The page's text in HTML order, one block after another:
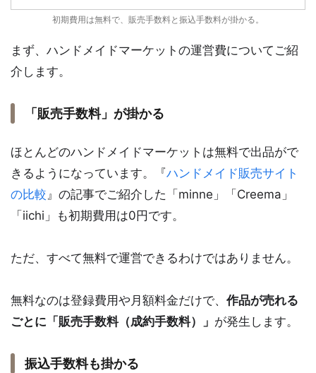
初期費用は無料で、販売手数料と振込手数料が掛かる。
まず、ハンドメイドマーケットの運営費についてご紹
介します。
「販売手数料」が掛かる
ほとんどのハンドメイドマーケットは無料で出品がで
きるようになっています。『ハンドメイド販売サイト
の比較』の記事でご紹介した「minne」「Creema」
「iichi」も初期費用は0円です。
ただ、すべて無料で運営できるわけではありません。
無料なのは登録費用や月額料金だけで、 作品が売れる
ごとに「販売手数料（成約手数料）」 が発生します。
振込手数料も掛かる